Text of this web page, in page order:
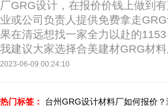
厂GRG设计，在报价价钱上做到
业或公司负责人提供免费拿走
果在清远想找一家全力以赴的1153
我建议大家选择合美建材GRG材料
2023-06-09 00:24:10
热门标签： 台州GRG设计材料厂如何报价？